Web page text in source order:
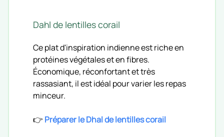
Dahl de lentilles corail
Ce plat d'inspiration indienne est riche en
protéines végétales et en fibres.
Économique, réconfortant et très
rassasiant, il est idéal pour varier les repas
minceur.
👉 Préparer le Dhal de lentilles corail